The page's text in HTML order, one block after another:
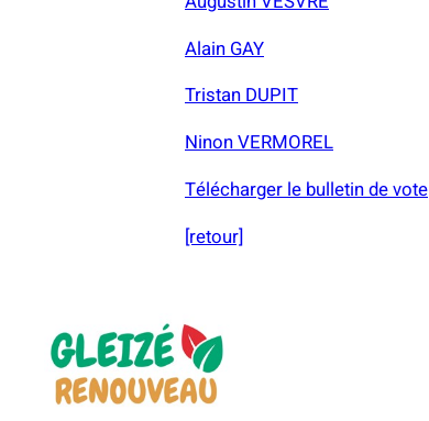
Alain GAY
Tristan DUPIT
Ninon VERMOREL
Télécharger le bulletin de vote
[retour]